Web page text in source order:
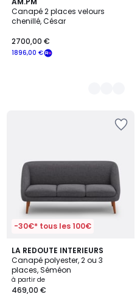
Canapé 2 places velours
chenillé, César
1896,00 €
2700,00 €
8
Couleurs
-30€* tous les 100€
LA REDOUTE INTERIEURS
Canapé polyester, 2 ou 3
places, Séméon
à partir de
469,00 €
4,5
/ 5
5
Couleurs